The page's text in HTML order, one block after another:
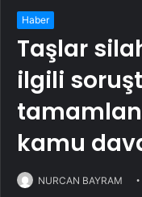
Haber
Taşlar
ilgili
kamu
NURCAN BAYRAM